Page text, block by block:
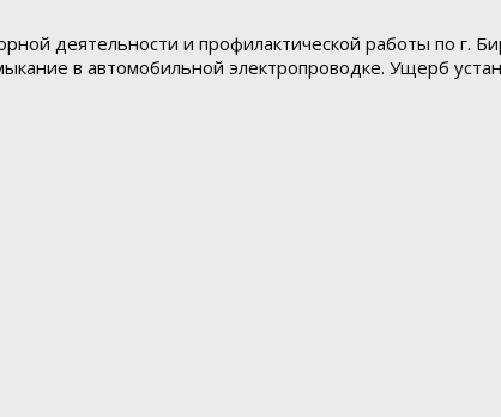
деятельности и профилактической работы по г.
в автомобильной электропроводке. Ущерб